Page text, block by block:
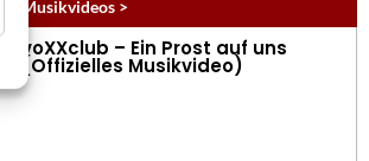
alle Musikvideos >
voXXclub – Ein Prost auf uns
(Offizielles Musikvideo)